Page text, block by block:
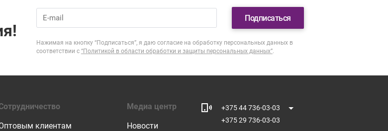
Подписаться
Нажимая на кнопку “Подписаться”, я даю согласие на обработку персональных данных в
соответствии с “Политикой в области обработки и защиты персональных данных”.
клиентам
Медиа центр
Новости
+375 44 736-03-03
+375 29 736-03-03